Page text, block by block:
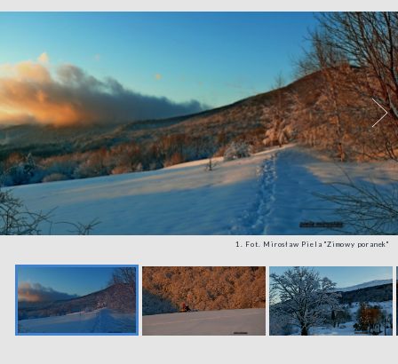
1. Fot. Mirosław Piela "Zimowy poranek"